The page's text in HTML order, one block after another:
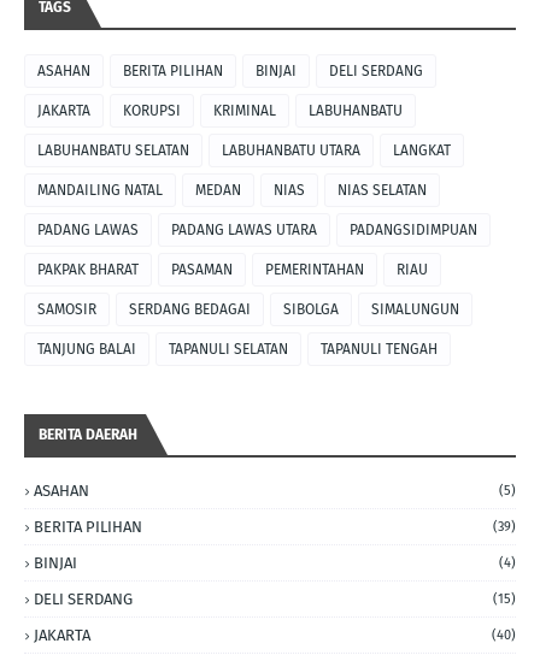
TAGS
ASAHAN BERITA PILIHAN BINJAI DELI SERDANG
JAKARTA KORUPSI KRIMINAL LABUHANBATU
LABUHANBATU SELATAN LABUHANBATU UTARA LANGKAT
MANDAILING NATAL MEDAN NIAS NIAS SELATAN
PADANG LAWAS PADANG LAWAS UTARA PADANGSIDIMPUAN
PAKPAK BHARAT PASAMAN PEMERINTAHAN RIAU
SAMOSIR SERDANG BEDAGAI SIBOLGA SIMALUNGUN
TANJUNG BALAI TAPANULI SELATAN TAPANULI TENGAH
BERITA DAERAH
ASAHAN (5)
BERITA PILIHAN (39)
BINJAI (4)
DELI SERDANG (15)
JAKARTA (40)